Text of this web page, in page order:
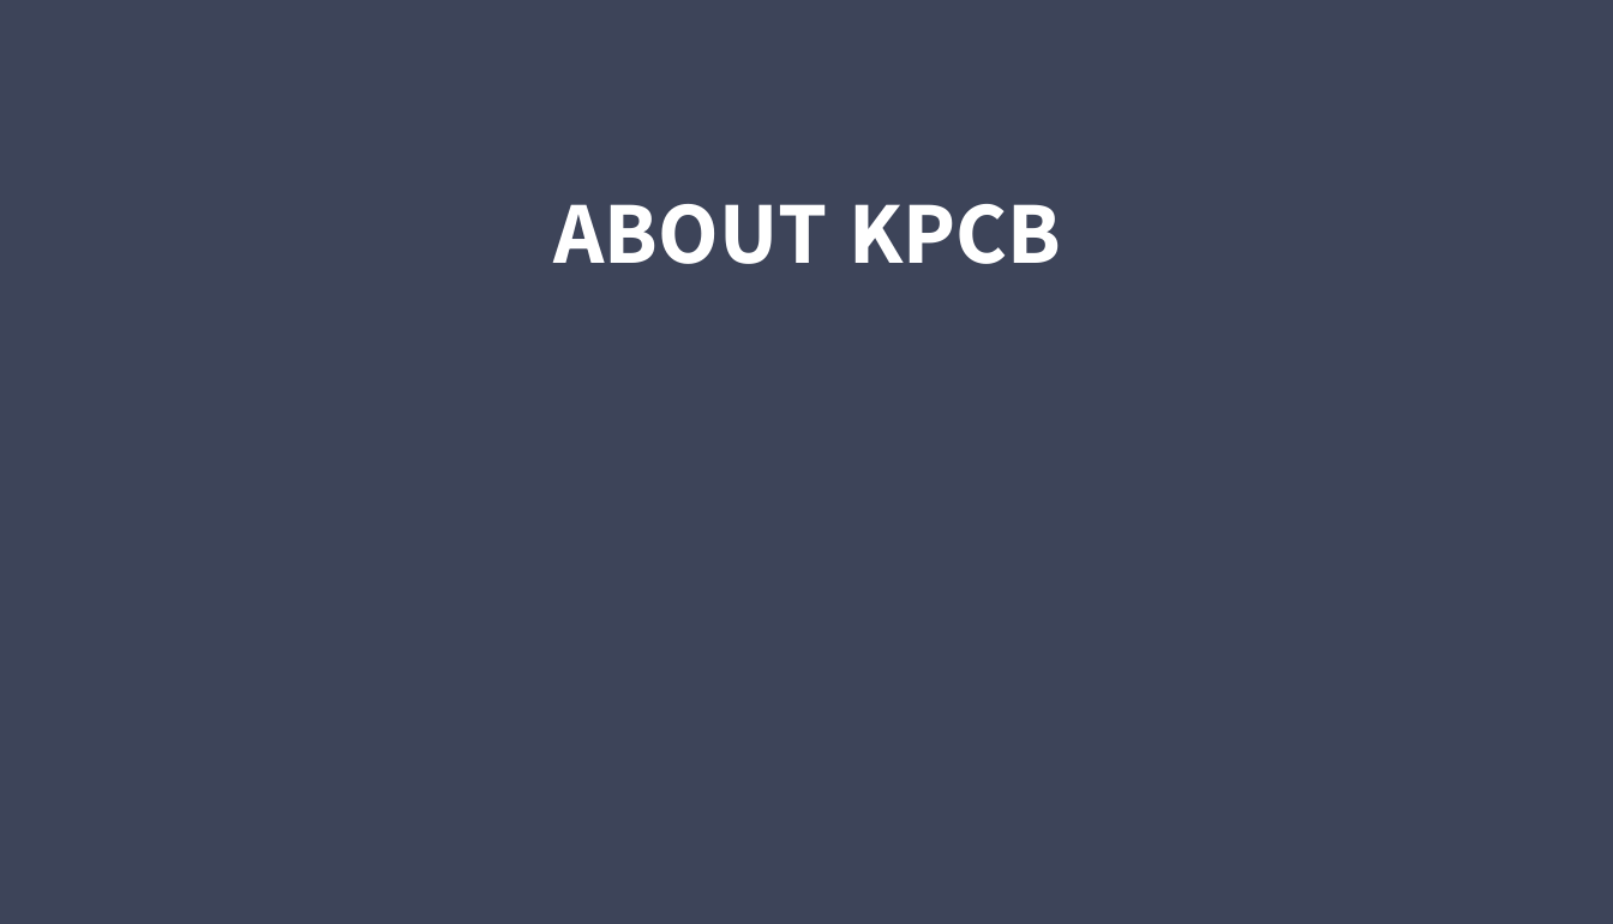
ABOUT KPCB